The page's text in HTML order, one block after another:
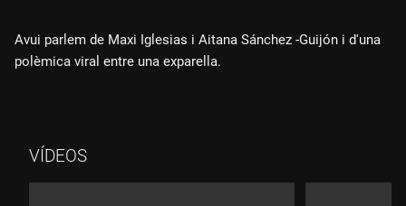
Avui parlem de Maxi Iglesias i Aitana Sánchez -Guijón i d'una
polèmica viral entre una exparella.
VÍDEOS